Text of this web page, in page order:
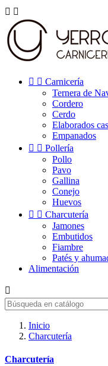
 
  Carnicería
Ternera de
Cordero
Cerdo
Elaborados
Empanados
  Pollería
Pollo
Pavo
Gallina
Conejo
Huevos
  Charcutería
Jamones
Embutidos
Fiambre
Patés y
Alimentación

Inicio
Charcutería
Charcutería